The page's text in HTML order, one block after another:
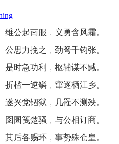
公起南服，义勇含风霜。
公思力挽之，劲弩千钧张。
时急功利，枢辅谋不臧。
槛一逆鳞，窜逐栖江乡。
兴党锢狱，几罹不测殃。
圄笺楚骚，与公相订商。
后各赐环，事势殊仓皇。